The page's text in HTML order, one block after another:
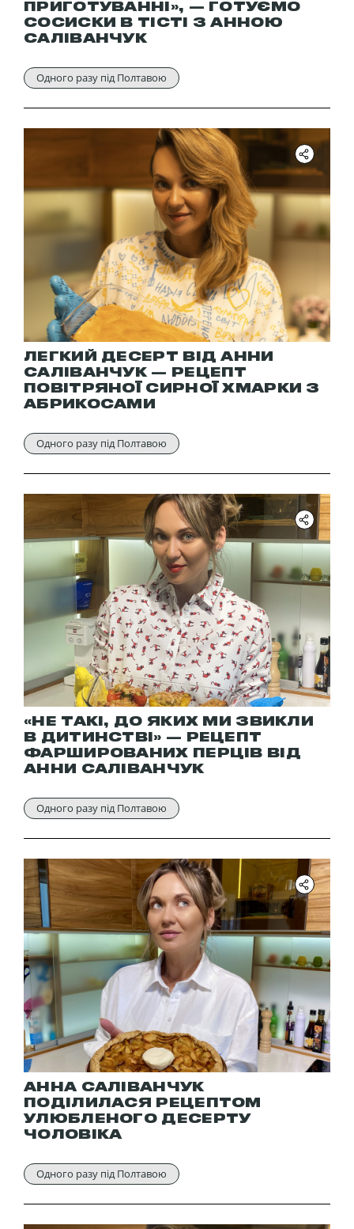
ПРИГОТУВАННІ», — ГОТУЄМО
СОСИСКИ В ТІСТІ З АННОЮ
САЛІВАНЧУК
Одного разу під Полтавою
ЛЕГКИЙ ДЕСЕРТ ВІД АННИ
САЛІВАНЧУК — РЕЦЕПТ
ПОВІТРЯНОЇ СИРНОЇ ХМАРКИ З
АБРИКОСАМИ
Одного разу під Полтавою
«НЕ ТАКІ, ДО ЯКИХ МИ ЗВИКЛИ
В ДИТИНСТВІ» — РЕЦЕПТ
ФАРШИРОВАНИХ ПЕРЦІВ ВІД
АННИ САЛІВАНЧУК
Одного разу під Полтавою
АННА САЛІВАНЧУК
ПОДІЛИЛАСЯ РЕЦЕПТОМ
УЛЮБЛЕНОГО ДЕСЕРТУ
ЧОЛОВІКА
Одного разу під Полтавою